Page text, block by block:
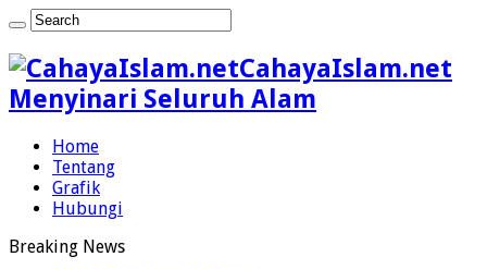
CahayaIslam.net
Menyinari Seluruh Alam
Home
Tentang
Grafik
Hubungi
Breaking News